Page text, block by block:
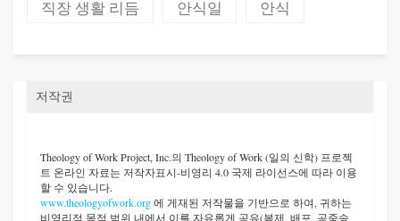
직장 생활 리듬 안식일 안식
저작권
Theology of Work Project, Inc.의 Theology of Work (일의 신학) 프로젝
트 온라인 자료는 저작자표시-비영리 4.0 국제 라이선스에 따라 이용
할 수 있습니다.
www.theologyofwork.org에 게재된 저작물을 기반으로 하여, 귀하는
비영리적 목적 범위 내에서 이를 자유롭게 공유(복제, 배포, 공중송